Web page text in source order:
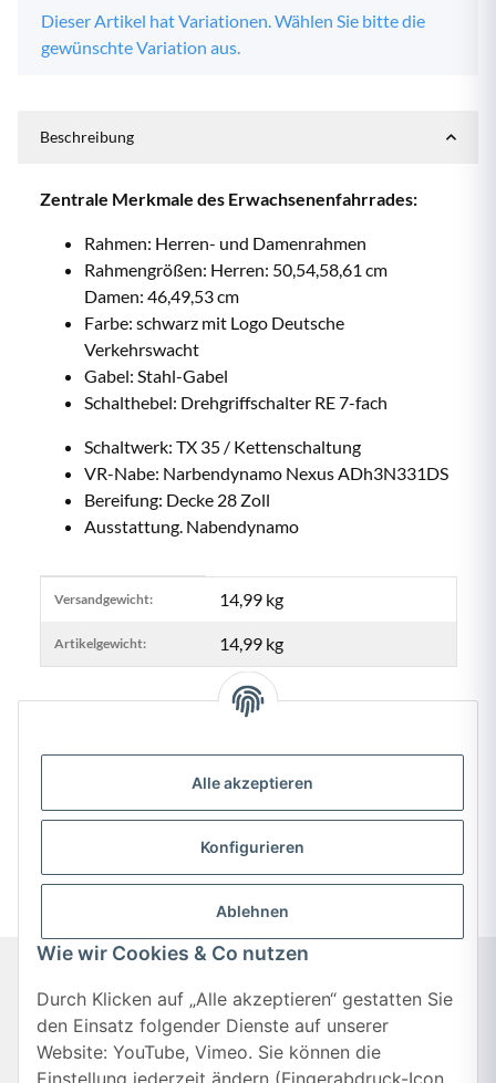
Alle akzeptieren
Konfigurieren
Ablehnen
Wie wir Cookies & Co nutzen
Durch Klicken auf „Alle akzeptieren“ gestatten Sie
den Einsatz folgender Dienste auf unserer
Website: YouTube, Vimeo. Sie können die
Einstellung jederzeit ändern (Fingerabdruck-Icon
x
Dieser Artikel hat Variationen. Wählen Sie bitte die
gewünschte Variation aus.
Beschreibung
Zentrale Merkmale des Erwachsenenfahrrades:
Rahmen: Herren- und Damenrahmen
Rahmengrößen: Herren: 50,54,58,61 cm
Damen: 46,49,53 cm
Farbe: schwarz mit Logo Deutsche
Verkehrswacht
Gabel: Stahl-Gabel
Schalthebel: Drehgriffschalter RE 7-fach
Schaltwerk: TX 35 / Kettenschaltung
VR-Nabe: Narbendynamo Nexus ADh3N331DS
Bereifung: Decke 28 Zoll
Ausstattung. Nabendynamo
Produkteigenschaft
Wert
Versandgewicht: 14,99 kg
Artikelgewicht: 14,99 kg
Informationen